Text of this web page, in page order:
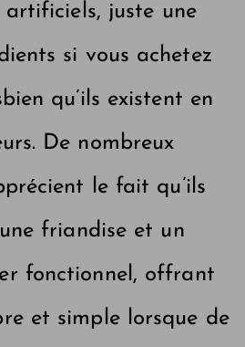
juste une
si vous achetez
bien qu’ils existent en
De nombreux
le fait qu’ils
friandise et un
fonctionnel, offrant
et simple lorsque de